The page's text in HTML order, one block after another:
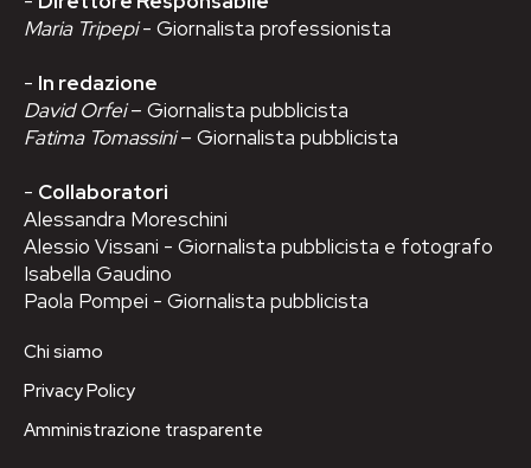
Maria Tripepi- Giornalista professionista
- In redazione
David Orfei– Giornalista pubblicista
Fatima Tomassini– Giornalista pubblicista
- Collaboratori
Alessandra Moreschini
Alessio Vissani - Giornalista pubblicista e fotografo
Isabella Gaudino
Paola Pompei - Giornalista pubblicista
Chi siamo
Privacy Policy
Amministrazione trasparente